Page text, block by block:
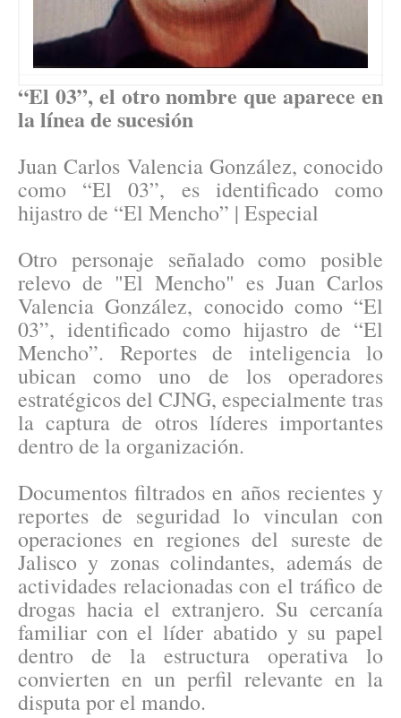
“El 03”, el otro nombre que aparece en
la línea de sucesión
Juan Carlos Valencia González, conocido
como “El 03”, es identificado como
hijastro de “El Mencho” | Especial
Otro personaje señalado como posible
relevo de "El Mencho" es Juan Carlos
Valencia González, conocido como “El
03”, identificado como hijastro de “El
Mencho”. Reportes de inteligencia lo
ubican como uno de los operadores
estratégicos del CJNG, especialmente tras
la captura de otros líderes importantes
dentro de la organización.
Documentos filtrados en años recientes y
reportes de seguridad lo vinculan con
operaciones en regiones del sureste de
Jalisco y zonas colindantes, además de
actividades relacionadas con el tráfico de
drogas hacia el extranjero. Su cercanía
familiar con el líder abatido y su papel
dentro de la estructura operativa lo
convierten en un perfil relevante en la
disputa por el mando.